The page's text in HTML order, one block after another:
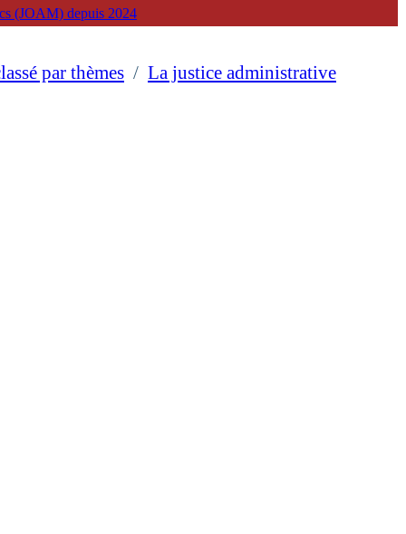
(JOAM) depuis 2024
par thèmes / La justice administrative